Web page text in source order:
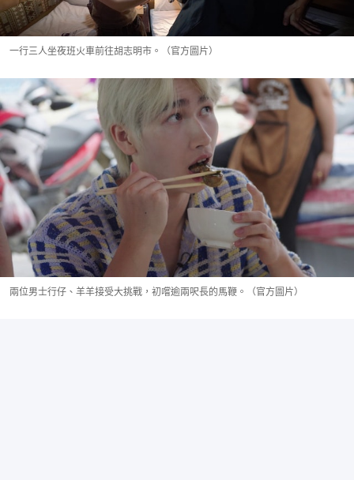
一行三人坐夜班火車前往胡志明市。（官方圖片）
兩位男士行仔、羊羊接受大挑戰，初嚐逾兩呎長的馬鞭。（官方圖片）